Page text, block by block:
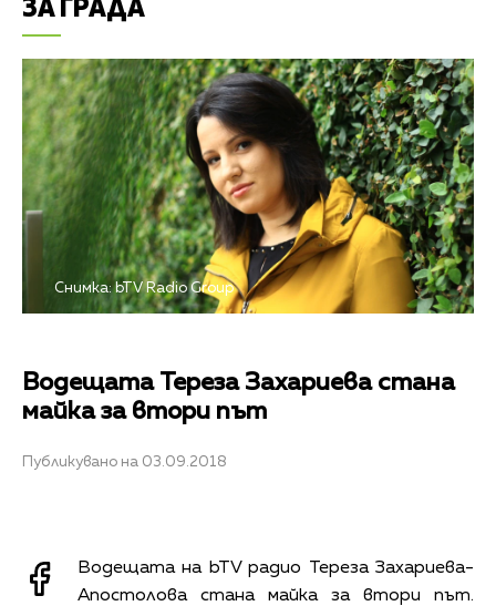
Снимка: bTV Radio Group
Водещата Тереза Захариева стана
майка за втори път
Публикувано на 03.09.2018
Водещата на bTV радио Тереза Захариева-
Апостолова стана майка за втори път.